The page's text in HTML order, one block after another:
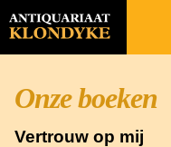
Onze boeken
Vertrouw op mij